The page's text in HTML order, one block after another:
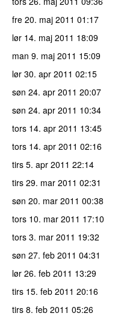
fre 20. maj 2011 01:17
lør 14. maj 2011 18:09
man 9. maj 2011 15:09
lør 30. apr 2011 02:15
søn 24. apr 2011 20:07
søn 24. apr 2011 10:34
tors 14. apr 2011 13:45
tors 14. apr 2011 02:16
tirs 5. apr 2011 22:14
tirs 29. mar 2011 02:31
søn 20. mar 2011 00:38
tors 10. mar 2011 17:10
tors 3. mar 2011 19:32
søn 27. feb 2011 04:31
lør 26. feb 2011 13:29
tirs 15. feb 2011 20:16
tirs 8. feb 2011 05:26